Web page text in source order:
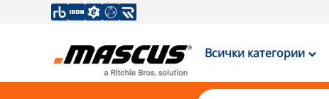
Всички категории